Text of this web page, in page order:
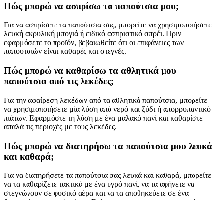
Πώς μπορώ να ασπρίσω τα παπούτσια μου;
Για να ασπρίσετε τα παπούτσια σας, μπορείτε να χρησιμοποιήσετε
λευκή ακρυλική μπογιά ή ειδικό ασπριστικό σπρέι. Πριν
εφαρμόσετε το προϊόν, βεβαιωθείτε ότι οι επιφάνειες των
παπουτσιών είναι καθαρές και στεγνές.
Πώς μπορώ να καθαρίσω τα αθλητικά μου
παπούτσια από τις λεκέδες;
Για την αφαίρεση λεκέδων από τα αθλητικά παπούτσια, μπορείτε
να χρησιμοποιήσετε μία λύση από νερό και ξύδι ή απορρυπαντικό
πιάτων. Εφαρμόστε τη λύση με ένα μαλακό πανί και καθαρίστε
απαλά τις περιοχές με τους λεκέδες.
Πώς μπορώ να διατηρήσω τα παπούτσια μου λευκά
και καθαρά;
Για να διατηρήσετε τα παπούτσια σας λευκά και καθαρά, μπορείτε
να τα καθαρίζετε τακτικά με ένα υγρό πανί, να τα αφήνετε να
στεγνώνουν σε φυσικό αέρα και να τα αποθηκεύετε σε ένα